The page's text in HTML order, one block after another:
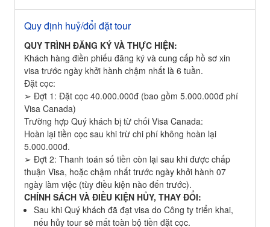
Quy định huỷ/đổi đặt tour
QUY TRÌNH ĐĂNG KÝ VÀ THỰC HIỆN:
Khách hàng điền phiếu đăng ký và cung cấp hồ sơ xin
visa trước ngày khởi hành chậm nhất là 6 tuần.
Đặt cọc:
➢ Đợt 1: Đặt cọc 40.000.000đ (bao gồm 5.000.000đ phí
Visa Canada)
Trường hợp Quý khách bị từ chối Visa Canada:
Hoàn lại tiền cọc sau khi trừ chi phí không hoàn lại
5.000.000đ.
➢ Đợt 2: Thanh toán số tiền còn lại sau khi được chấp
thuận Visa, hoặc chậm nhất trước ngày khởi hành 07
ngày làm việc (tùy điều kiện nào đến trước).
CHÍNH SÁCH VÀ ĐIỀU KIỆN HỦY, THAY ĐỔI:
Sau khi Quý khách đã đạt visa do Công ty triển khai,
nếu hủy tour sẽ mất toàn bộ tiền đặt cọc.